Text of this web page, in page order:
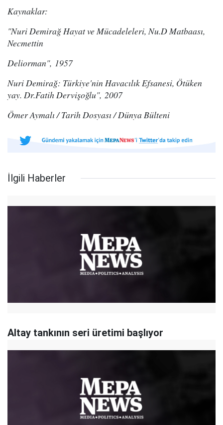
Kaynaklar:
"Nuri Demirağ Hayat ve Mücadeleleri, Nu.D Matbaası,
Necmettin
Deliorman", 1957
Nuri Demirağ: Türkiye'nin Havacılık Efsanesi, Ötüken
yay. Dr.Fatih Dervişoğlu", 2007
Ömer Aymalı / Tarih Dosyası / Dünya Bülteni
İlgili Haberler
Altay tankının seri üretimi başlıyor